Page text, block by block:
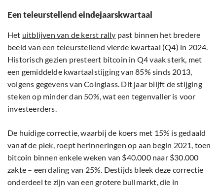
Een teleurstellend eindejaarskwartaal
Het uitblijven van de kerst rally past binnen het bredere
beeld van een teleurstellend vierde kwartaal (Q4) in 2024.
Historisch gezien presteert bitcoin in Q4 vaak sterk, met
een gemiddelde kwartaalstijging van 85% sinds 2013,
volgens gegevens van Coinglass. Dit jaar blijft de stijging
steken op minder dan 50%, wat een tegenvaller is voor
investeerders.
De huidige correctie, waarbij de koers met 15% is gedaald
vanaf de piek, roept herinneringen op aan begin 2021, toen
bitcoin binnen enkele weken van $40.000 naar $30.000
zakte – een daling van 25%. Destijds bleek deze correctie
onderdeel te zijn van een grotere bullmarkt, die in